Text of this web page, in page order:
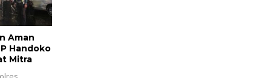
Aman
Handoko
Mitra